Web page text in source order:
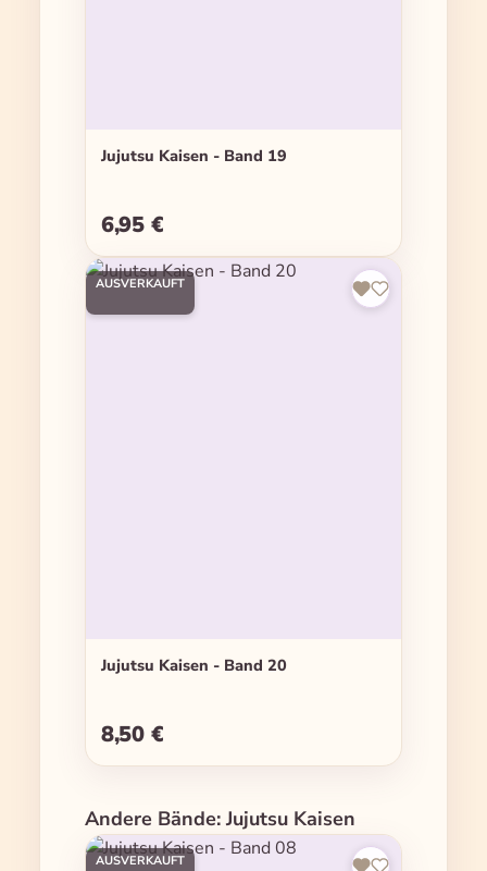
Jujutsu Kaisen - Band 19
Regulärer Preis:
6,95 €
AUSVERKAUFT
Jujutsu Kaisen - Band 20
Regulärer Preis:
8,50 €
Produktgalerie überspringen
Andere Bände: Jujutsu Kaisen
AUSVERKAUFT